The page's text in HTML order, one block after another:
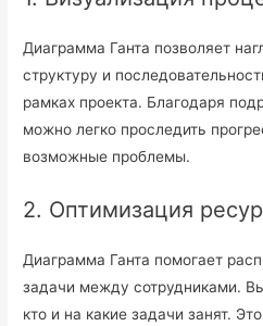
Диаграмма Ганта позволяет
структуру и
рамках проекта. Благодаря
можно легко проследить
возможные проблемы.
2. Оптимизация
Диаграмма Ганта помогает
задачи между сотрудниками.
кто и на какие задачи занят.